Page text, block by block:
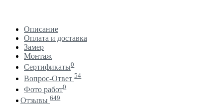
Описание
Оплата и доставка
Замер
Монтаж
Сертификаты0
Вопрос-Ответ 54
Фото работ0
Отзывы 649